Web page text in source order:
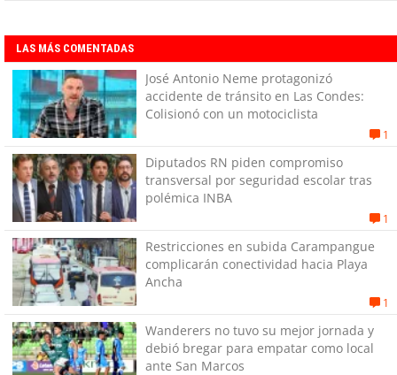
LAS MÁS COMENTADAS
José Antonio Neme protagonizó
accidente de tránsito en Las Condes:
Colisionó con un motociclista
1
Diputados RN piden compromiso
transversal por seguridad escolar tras
polémica INBA
1
Restricciones en subida Carampangue
complicarán conectividad hacia Playa
Ancha
1
Wanderers no tuvo su mejor jornada y
debió bregar para empatar como local
ante San Marcos